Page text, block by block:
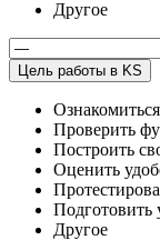
Другое
Цель работы в KS
Проверить
Построить
Оценить
Подготовить
Другое